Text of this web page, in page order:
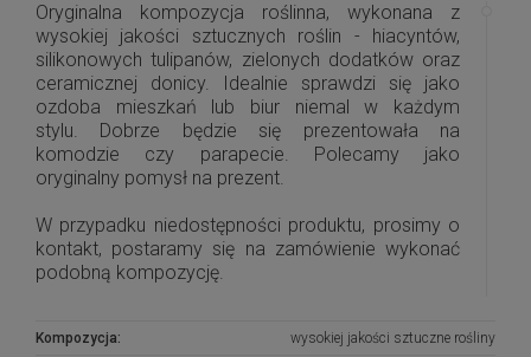
Oryginalna kompozycja roślinna, wykonana z
wysokiej jakości sztucznych roślin - hiacyntów,
silikonowych tulipanów, zielonych dodatków oraz
ceramicznej donicy. Idealnie sprawdzi się jako
ozdoba mieszkań lub biur niemal w każdym
stylu. Dobrze będzie się prezentowała na
komodzie czy parapecie. Polecamy jako
oryginalny pomysł na prezent.
W przypadku niedostępności produktu, prosimy o
kontakt, postaramy się na zamówienie wykonać
podobną kompozycję.
Kompozycja: wysokiej jakości sztuczne rośliny